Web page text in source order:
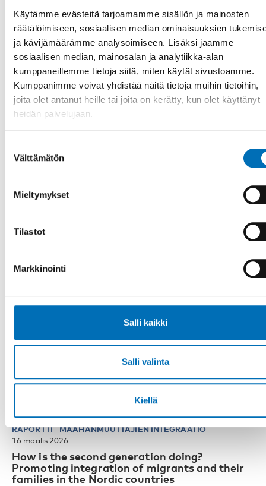
Käytämme evästeitä tarjoamamme sisällön ja mainosten
räätälöimiseen, sosiaalisen median ominaisuuksien
ja kävijämäärämme analysoimiseen. Lisäksi jaamme
sosiaalisen median, mainosalan ja analytiikka-alan
kumppaneillemme tietoja siitä, miten käytät sivustoamme.
Kumppanimme voivat yhdistää näitä tietoja muihin tietoihin,
joita olet antanut heille tai joita on kerätty, kun olet käyttänyt
heidän palvelujaan.
valinta
Välttämätön
Mieltymykset
Tilastot
Markkinointi
Salli kaikki
Salli valinta
Kiellä
The Nordic Welfare Centre is an institution within the
Nordic Council of Ministers. Our core mission is to serve as
a platform for [...]
RAPORTTI-MAAHANMUUTTAJIEN INTEGRAATIO
16 maalis 2026
How is the second generation doing?
Promoting integration of migrants and their
families in the Nordic countries